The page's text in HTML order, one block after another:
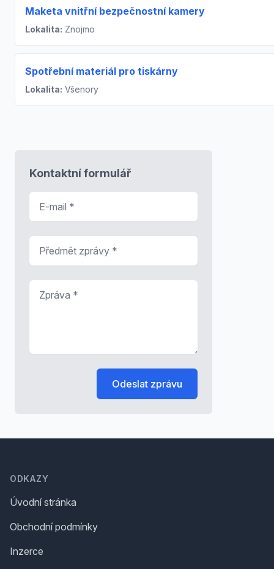
Maketa vnitřní bezpečnostní kamery
Lokalita: Znojmo
Spotřební materiál pro tiskárny
Lokalita: Všenory
Kontaktní formulář
Odeslat zprávu
ODKAZY
Úvodní stránka
Obchodní podmínky
Inzerce